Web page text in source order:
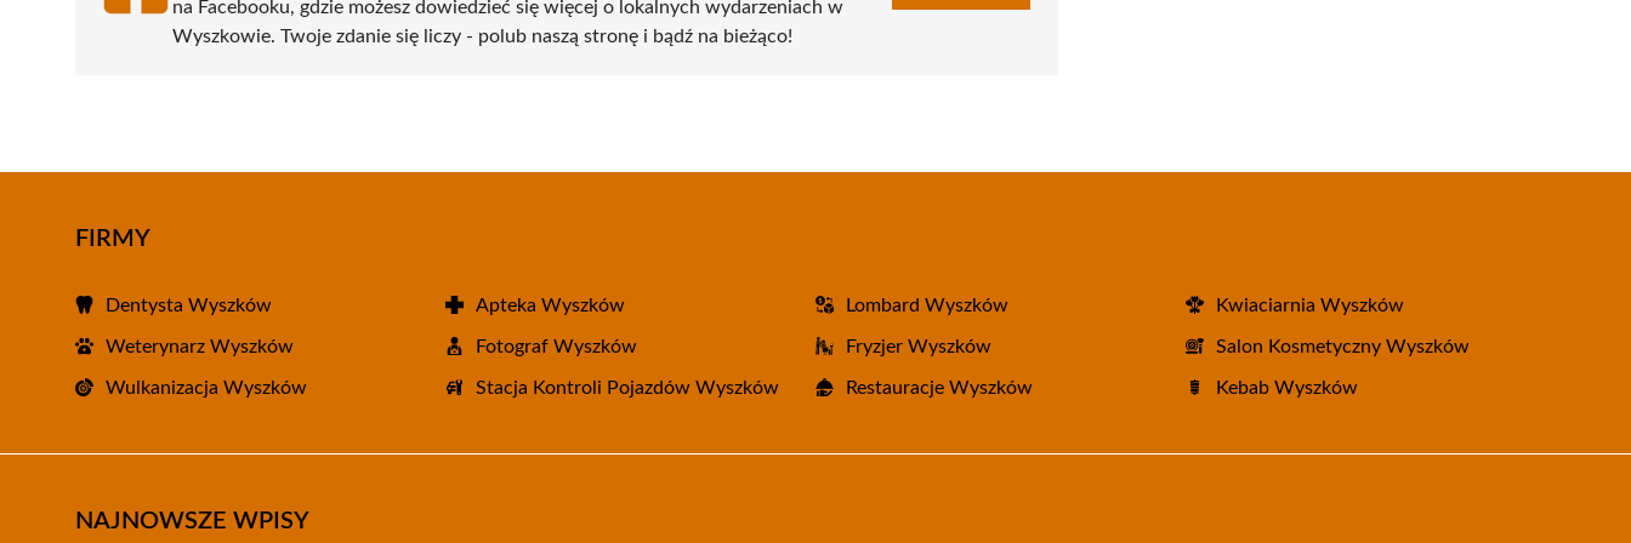
na Facebooku, gdzie możesz dowiedzieć się więcej o lokalnych wydarzeniach w
Wyszkowie. Twoje zdanie się liczy - polub naszą stronę i bądź na bieżąco!
FIRMY
Dentysta Wyszków Apteka Wyszków Lombard Wyszków Kwiaciarnia Wyszków
Weterynarz Wyszków Fotograf Wyszków Fryzjer Wyszków Salon Kosmetyczny Wyszków
Wulkanizacja Wyszków Stacja Kontroli Pojazdów Wyszków Restauracje Wyszków Kebab Wyszków
NAJNOWSZE WPISY